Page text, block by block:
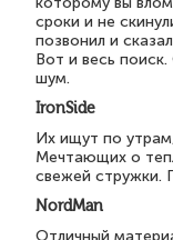
сроки и не
позвонил и
Вот и весь
шум.
IronSide
Их ищут по
Мечтающих о
свежей стружки.
NordMan
Отличный